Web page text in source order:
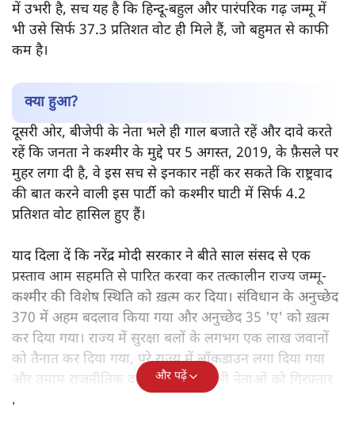
में उभरी है, सच यह है कि हिन्दू-बहुल और पारंपरिक गढ़ जम्मू में
भी उसे सिर्फ 37.3 प्रतिशत वोट ही मिले हैं, जो बहुमत से काफी
कम है।
क्या हुआ?
दूसरी ओर, बीजेपी के नेता भले ही गाल बजाते रहें और दावे करते
रहें कि जनता ने कश्मीर के मुद्दे पर 5 अगस्त, 2019, के फ़ैसले पर
मुहर लगा दी है, वे इस सच से इनकार नहीं कर सकते कि राष्ट्रवाद
की बात करने वाली इस पार्टी को कश्मीर घाटी में सिर्फ 4.2
प्रतिशत वोट हासिल हुए हैं।
याद दिला दें कि नरेंद्र मोदी सरकार ने बीते साल संसद से एक
प्रस्ताव आम सहमति से पारित करवा कर तत्कालीन राज्य जम्मू-
कश्मीर की विशेष स्थिति को ख़त्म कर दिया। संविधान के अनुच्छेद
370 में अहम बदलाव किया गया और अनुच्छेद 35 'ए' को ख़त्म
कर दिया गया। राज्य में सुरक्षा बलों के लगभग एक लाख जवानों
को तैनात कर दिया गया, पूरे राज्य में लॉकडाउन लगा दिया गया
और तमाम राजनीतिक दलों के लगभग सभी नेताओं को गिरफ़्तार
किया गया या नज़रबंद कर दिया गया।
और पढ़ें